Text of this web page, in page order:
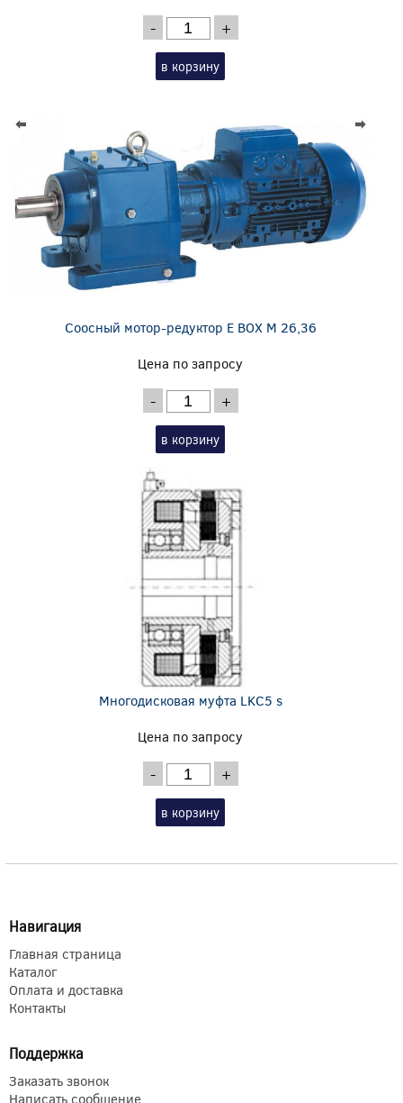
- +
в корзину
Соосный мотор-редуктор E BOX M 26,36
Цена по запросу
- +
в корзину
Многодисковая муфта LKC5 s
Цена по запросу
- +
в корзину
Навигация
Главная страница
Каталог
Оплата и доставка
Контакты
Поддержка
Заказать звонок
Написать сообщение